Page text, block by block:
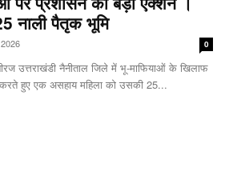
नाली पैतृक भूमि
0
उत्तराखंडी नैनीताल जिले में भू-माफियाओं के खिलाफ
करते हुए एक असहाय महिला को उसकी 25...